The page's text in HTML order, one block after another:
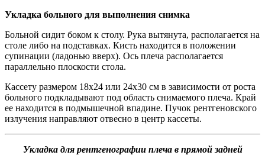
Укладка больного для выполнения снимка
Больной сидит боком к столу. Рука вытянута, располагается на
столе либо на подставках. Кисть находится в положении
супинации (ладонью вверх). Ось плеча располагается
параллельно плоскости стола.
Кассету размером 18х24 или 24х30 см в зависимости от роста
больного подкладывают под область снимаемого плеча. Край
ее находится в подмышечной впадине. Пучок рентгеновского
излучения направляют отвесно в центр кассеты.
Укладка для рентгенографии плеча в прямой задней